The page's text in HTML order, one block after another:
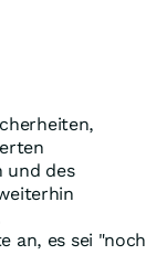
und des
an, es sei "noch